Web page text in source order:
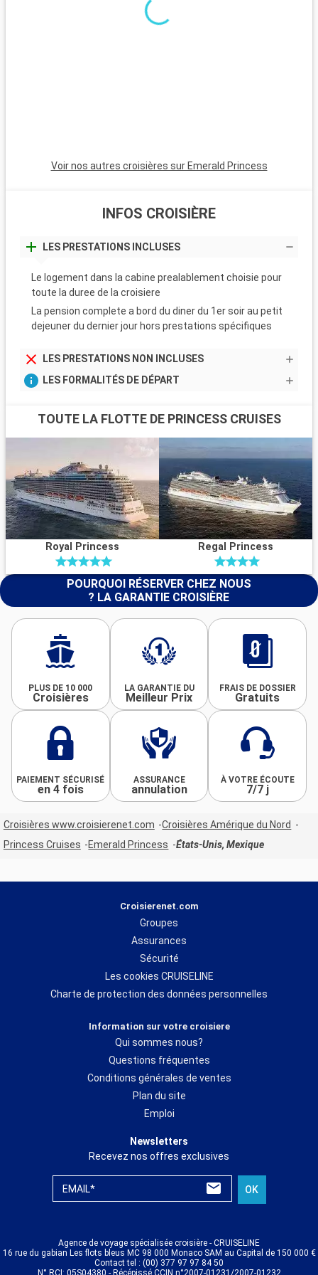
Anaheim est incontournable pour les familles.
Voir nos autres croisières sur Emerald Princess
INFOS CROISIÈRE
LES PRESTATIONS INCLUSES
Le logement dans la cabine prealablement choisie pour
toute la duree de la croisiere
La pension complete a bord du diner du 1er soir au petit
dejeuner du dernier jour hors prestations spécifiques
LES PRESTATIONS NON INCLUSES
LES FORMALITÉS DE DÉPART
TOUTE LA FLOTTE DE PRINCESS CRUISES
Royal Princess Regal Princess
POURQUOI RÉSERVER CHEZ NOUS
? LA GARANTIE CROISIÈRE
PLUS DE 10 000
Croisières
LA GARANTIE DU
Meilleur Prix
FRAIS DE DOSSIER
Gratuits
PAIEMENT SÉCURISÉ
en 4 fois
ASSURANCE
annulation
À VOTRE ÉCOUTE
7/7 j
Croisières www.croisierenet.com
Croisières Amérique du Nord
Princess Cruises
Emerald Princess États-Unis, Mexique
Croisierenet.com
Groupes
Assurances
Sécurité
Les cookies CRUISELINE
Charte de protection des données personnelles
Information sur votre croisiere
Qui sommes nous?
Questions fréquentes
Conditions générales de ventes
Plan du site
Emploi
Newsletters
Recevez nos offres exclusives
EMAIL* OK
Agence de voyage spécialisée croisière - CRUISELINE
16 rue du gabian Les flots bleus MC 98 000 Monaco SAM au Capital de 150 000 €
Contact tel : (00) 377 97 97 84 50
N° RCI: 05S04380 - Récépissé CCIN n°2007-01231/2007-01232